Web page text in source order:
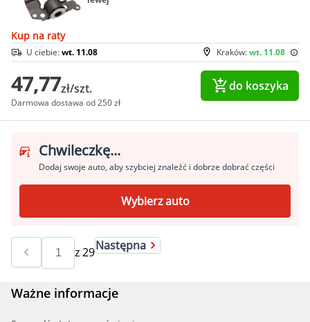
Kup na raty
Kraków:wt. 11.08
U ciebie:wt. 11.08
47,77zł/szt.
Darmowa dostawa od 250 zł
do koszyka
Chwileczkę...
Dodaj swoje auto, aby szybciej znaleźć i dobrze dobrać części
Wybierz auto
z29Następna
Ważne informacje